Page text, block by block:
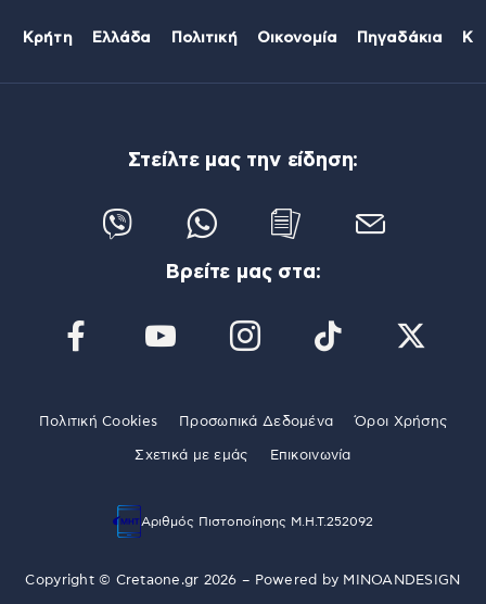
Κρήτη Ελλάδα Πολιτική Οικονομία Πηγαδάκια
Στείλτε μας την είδηση:
Βρείτε μας στα:
Πολιτική Cookies Προσωπικά Δεδομένα Όροι Χρήσης
Σχετικά με εμάς Επικοινωνία
Αριθμός Πιστοποίησης Μ.Η.Τ.252092
Copyright © Cretaone.gr 2026 – Powered by MINOANDESIGN